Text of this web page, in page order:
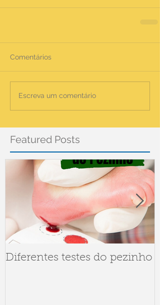
Comentários
Escreva um comentário
Featured Posts
Diferentes testes do pezinho